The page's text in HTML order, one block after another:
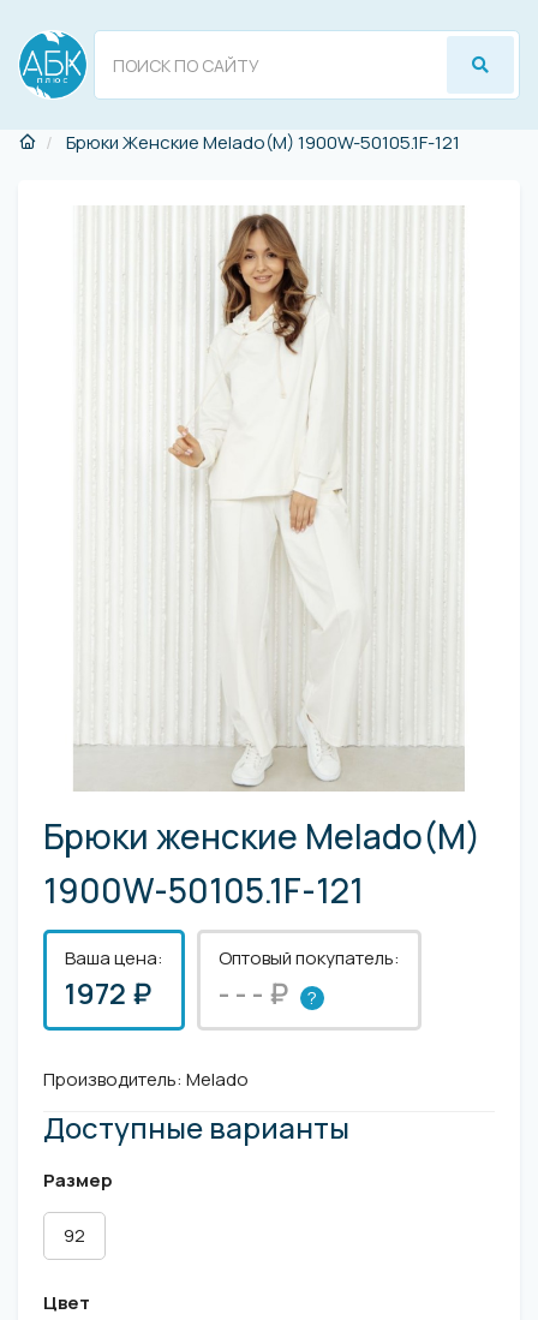
Брюки Женские Melado(M) 1900W-50105.1F-121
Брюки женские Melado(M)
1900W-50105.1F-121
Оптовый покупатель:
- - - ₽ ?
Ваша цена:
1972 ₽
Производитель: Melado
Доступные варианты
Размер
92
Цвет